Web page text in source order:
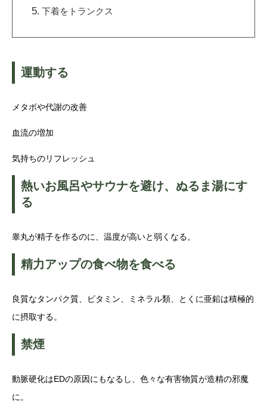
下着をトランクス
運動する
メタボや代謝の改善
血流の増加
気持ちのリフレッシュ
熱いお風呂やサウナを避け、ぬるま湯にす
る
睾丸が精子を作るのに、温度が高いと弱くなる。
精力アップの食べ物を食べる
良質なタンパク質、ビタミン、ミネラル類、とくに亜鉛は積極的
に摂取する。
禁煙
動脈硬化はEDの原因にもなるし、色々な有害物質が造精の邪魔
に。